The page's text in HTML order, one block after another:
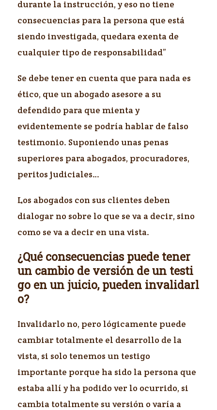
durante la instrucción, y eso no tiene
consecuencias para la persona que está
siendo investigada, quedara exenta de
cualquier tipo de responsabilidad”
Se debe tener en cuenta que para nada es
ético, que un abogado asesore a su
defendido para que mienta y
evidentemente se podría hablar de falso
testimonio. Suponiendo unas penas
superiores para abogados, procuradores,
peritos judiciales…
Los abogados con sus clientes deben
dialogar no sobre lo que se va a decir, sino
como se va a decir en una vista.
¿Qué consecuencias puede tener
un cambio de versión de un testi
go en un juicio, pueden invalidarl
o?
Invalidarlo no, pero lógicamente puede
cambiar totalmente el desarrollo de la
vista, si solo tenemos un testigo
importante porque ha sido la persona que
estaba allí y ha podido ver lo ocurrido, si
cambia totalmente su versión o varía a